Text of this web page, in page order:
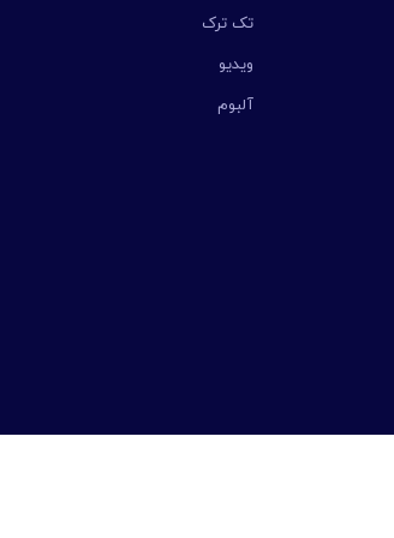
تک ترک
ویدیو
آلبوم